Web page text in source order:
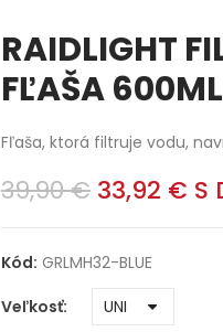
RAIDLIGHT
FĽAŠA 600ML
Fľaša, ktorá filtruje vodu,
39,90 € 33,92 € S
Kód: GRLMH32-BLUE
Veľkosť